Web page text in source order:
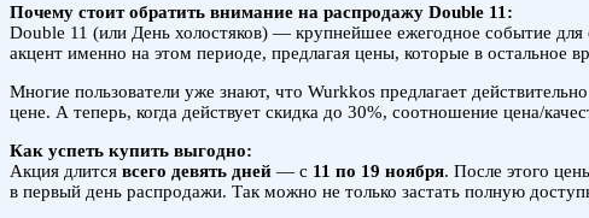
Почему стоит обратить внимание на распродажу Double 11:
Double 11 (или День холостяков) — крупнейшее ежегодное событие
акцент именно на этом периоде, предлагая цены, которые в
Многие пользователи уже знают, что Wurkkos предлагает
цене. А теперь, когда действует скидка до 30%, соотношение цена/
Как успеть купить выгодно:
Акция длится всего девять дней — с 11 по 19 ноября. После этого
в первый день распродажи. Так можно не только застать полную